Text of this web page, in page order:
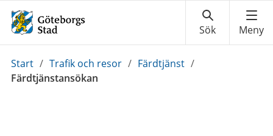
Du
är
Start / Trafik och resor / Färdtjänst /
Färdtjänstansökan